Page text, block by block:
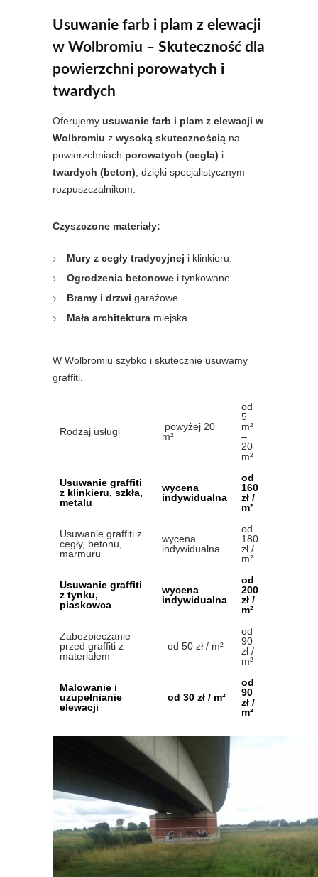
Usuwanie farb i plam z elewacji
w Wolbromiu – Skuteczność dla
powierzchni porowatych i
twardych
Oferujemy usuwanie farb i plam z elewacji w
Wolbromiu z wysoką skutecznością na
powierzchniach porowatych (cegła) i
twardych (beton) , dzięki specjalistycznym
rozpuszczalnikom.
Czyszczone materiały:
Mury z cegły tradycyjnej i klinkieru.
Ogrodzenia betonowe i tynkowane.
Bramy i drzwi garażowe.
Mała architektura miejska.
W Wolbromiu szybko i skutecznie usuwamy
graffiti.
Rodzaj usługi
powyżej 20
m²
od
5
m²
–
20
m²
Usuwanie graffiti
z klinkieru, szkła,
metalu
wycena
indywidualna
od
160
zł /
m²
Usuwanie graffiti z
cegły, betonu,
marmuru
wycena
indywidualna
od
180
zł /
m²
Usuwanie graffiti
z tynku,
piaskowca
wycena
indywidualna
od
200
zł /
m²
Zabezpieczanie
przed graffiti z
materiałem
od 50 zł / m²
od
90
zł /
m²
Malowanie i
uzupełnianie
elewacji
od 30 zł / m²
od
90
zł /
m²